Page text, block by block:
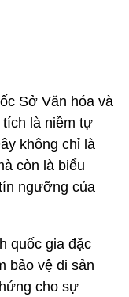
Sở Văn hóa và
tích là niềm tự
không chỉ là
còn là biểu
ngưỡng của
quốc gia đặc
bảo vệ di sản
cho sự